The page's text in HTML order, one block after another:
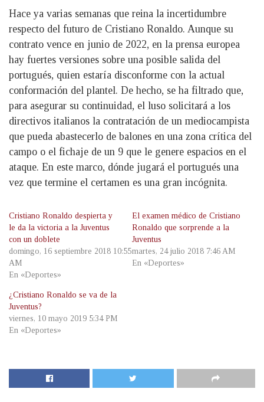
Hace ya varias semanas que reina la incertidumbre
respecto del futuro de Cristiano Ronaldo. Aunque su
contrato vence en junio de 2022, en la prensa europea
hay fuertes versiones sobre una posible salida del
portugués, quien estaría disconforme con la actual
conformación del plantel. De hecho, se ha filtrado que,
para asegurar su continuidad, el luso solicitará a los
directivos italianos la contratación de un mediocampista
que pueda abastecerlo de balones en una zona crítica del
campo o el fichaje de un 9 que le genere espacios en el
ataque. En este marco, dónde jugará el portugués una
vez que termine el certamen es una gran incógnita.
Cristiano Ronaldo despierta y
le da la victoria a la Juventus
con un doblete
domingo, 16 septiembre 2018 10:55
AM
En «Deportes»
El examen médico de Cristiano
Ronaldo que sorprende a la
Juventus
martes, 24 julio 2018 7:46 AM
En «Deportes»
¿Cristiano Ronaldo se va de la
Juventus?
viernes, 10 mayo 2019 5:34 PM
En «Deportes»